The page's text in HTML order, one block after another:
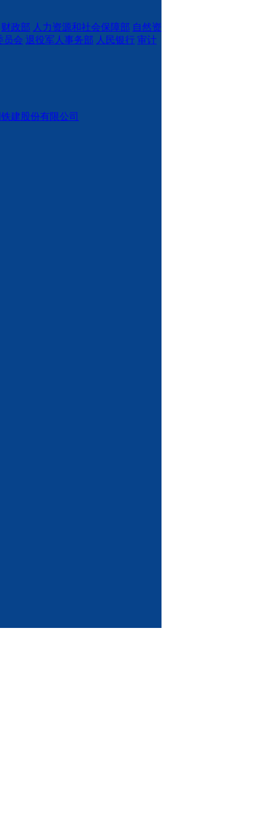
财政部 人力资源和社会保障部 自然资
员会 退役军人事务部 人民银行 审计
建股份有限公司